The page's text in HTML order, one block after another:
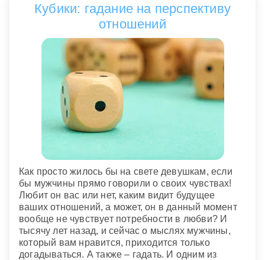
Кубики: гадание на перспективу
отношений
Как просто жилось бы на свете девушкам, если
бы мужчины прямо говорили о своих чувствах!
Любит он вас или нет, каким видит будущее
ваших отношений, а может, он в данный момент
вообще не чувствует потребности в любви? И
тысячу лет назад, и сейчас о мыслях мужчины,
который вам нравится, приходится только
догадываться. А также – гадать. И одним из